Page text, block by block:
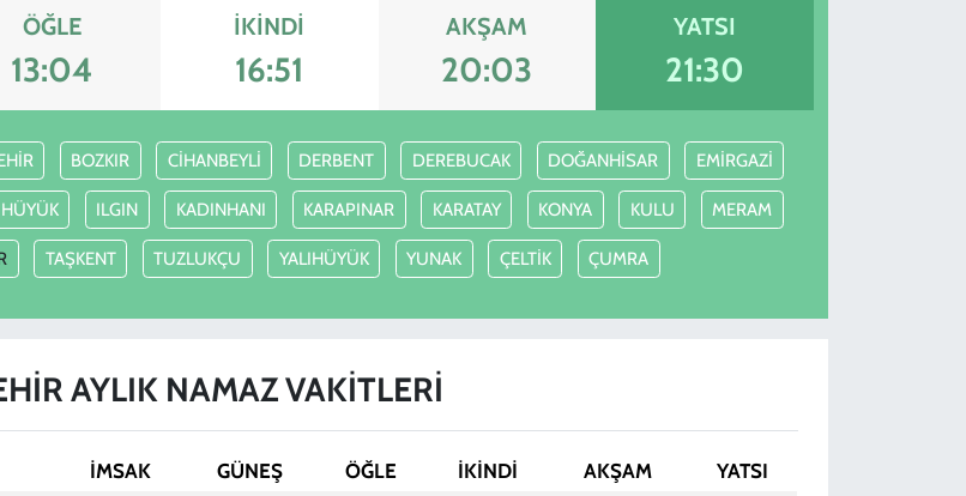
ÖĞLE
13:04
İKINDI
16:51
AKŞAM
20:03
YATSI
21:30
BOZKIR CİHANBEYLİ DERBENT DEREBUCAK DOĞANHİSAR EMİRGAZİ
HÜYÜK ILGIN KADINHANI KARAPINAR KARATAY KONYA KULU MERAM
TAŞKENT TUZLUKÇU YALIHÜYÜK YUNAK ÇELTİK ÇUMRA
AYLIK NAMAZ VAKITLERI
İMSAK GÜNEŞ ÖĞLE İKINDI AKŞAM
YATSI